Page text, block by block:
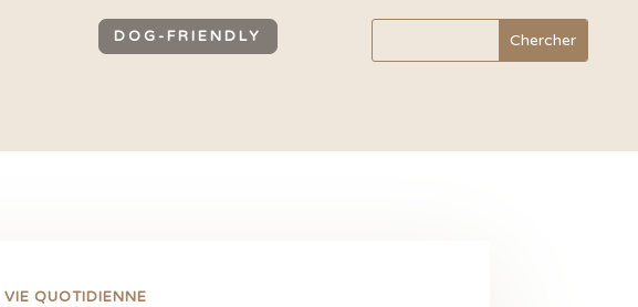
DOG-FRIENDLY
VIE QUOTIDIENNE